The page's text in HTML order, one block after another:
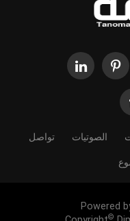
الصوتيات تواصل
Powered
©